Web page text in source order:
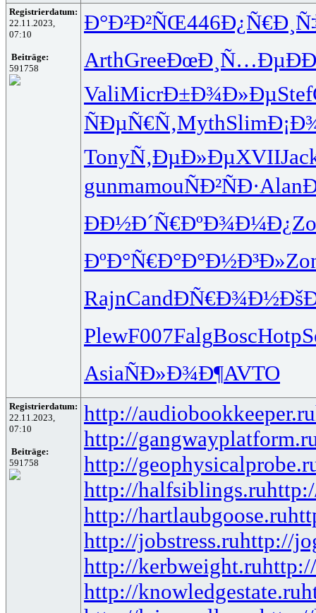
Registrierdatum:
22.11.2023,
07:10
Beiträge:
591758
Ð°Ð²Ð²ÑŒ446
ArthGreeÐœÐ¸Ñ…Ðµ
ValiMicrÐ±Ð¾Ð»ÐµStef
ÑÐµÑ€Ñ‚MythSlim
TonyÑ‚ÐµÐ»ÐµXVII
gunmamouÑÐ²ÑÐ·Alan
ÐÐ½Ð´Ñ€ÐºÐ¾Ð¼Ð¿
ÐºÐ°Ñ€Ð°Ð°Ð½Ð³Ð»
RajnCandÐÑ€Ð¾Ð½
PlewF007FalgBoscHotp
AsiaÑÐ»Ð¾Ð¶AVTO
Registrierdatum:
22.11.2023,
07:10
Beiträge:
591758
http://audiobookkeeper.ru
http://
http://
http://halfsiblings.ru
http://hartlaubgoose.ru
http://jobstress.ruhttp://
http://kerbweight.ru
http://knowledgestate.ru